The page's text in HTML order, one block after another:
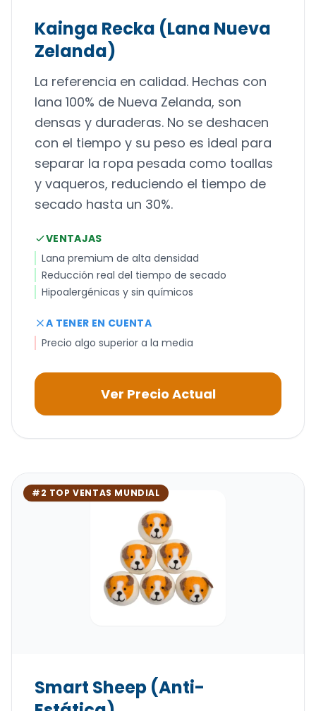
Kainga Recka (Lana Nueva
Zelanda)
La referencia en calidad. Hechas con
lana 100% de Nueva Zelanda, son
densas y duraderas. No se deshacen
con el tiempo y su peso es ideal para
separar la ropa pesada como toallas
y vaqueros, reduciendo el tiempo de
secado hasta un 30%.
VENTAJAS
Lana premium de alta densidad
Reducción real del tiempo de secado
Hipoalergénicas y sin químicos
A TENER EN CUENTA
Precio algo superior a la media
Ver Precio Actual
#2 TOP VENTAS MUNDIAL
Smart Sheep (Anti-